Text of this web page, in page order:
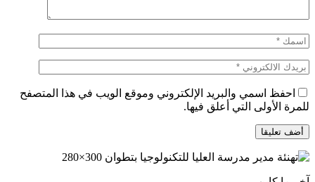
احفظ اسمي والبريد الإلكتروني وموقع الويب في هذا المتصفح
للمرة الأولى التي أعلق فيها.